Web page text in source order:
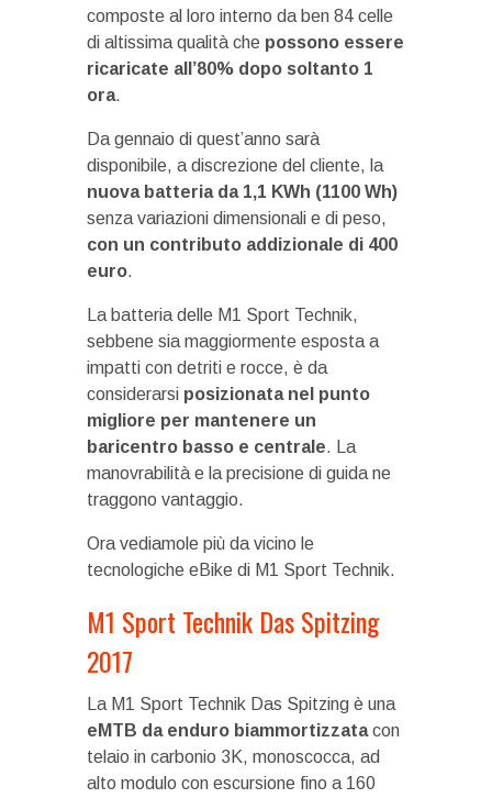
composte al loro interno da ben 84 celle
di altissima qualità che possono essere
ricaricate all’80% dopo soltanto 1
ora.
Da gennaio di quest’anno sarà
disponibile, a discrezione del cliente, la
nuova batteria da 1,1 KWh (1100 Wh)
senza variazioni dimensionali e di peso,
con un contributo addizionale di 400
euro.
La batteria delle M1 Sport Technik,
sebbene sia maggiormente esposta a
impatti con detriti e rocce, è da
considerarsi posizionata nel punto
migliore per mantenere un
baricentro basso e centrale. La
manovrabilità e la precisione di guida ne
traggono vantaggio.
Ora vediamole più da vicino le
tecnologiche eBike di M1 Sport Technik.
M1 Sport Technik Das Spitzing
2017
La M1 Sport Technik Das Spitzing è una
eMTB da enduro biammortizzatacon
telaio in carbonio 3K, monoscocca, ad
alto modulo con escursione fino a 160